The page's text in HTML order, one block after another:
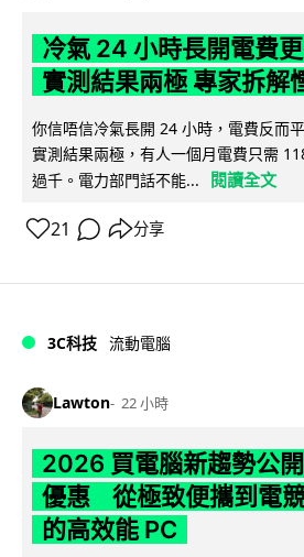
冷氣 24 小時長開電費
實測結果兩極 專家拆解
你信唔信冷氣長開 24 小時，電費反而
實測結果兩極，有人一個月電費只需
過千。電力部門話不能...
閱讀全文
21 分享
3C科技 流動電腦
Lawton 22 小時
2026 買電腦新趨勢公
優惠 從極致便攜到電
的高效能 PC